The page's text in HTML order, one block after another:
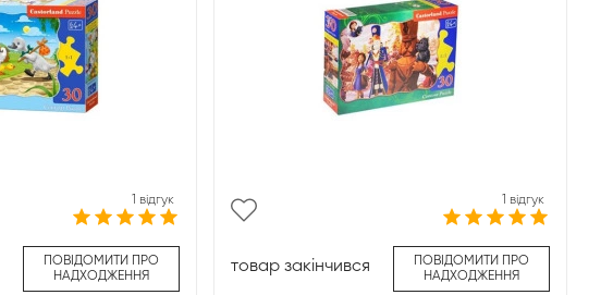
1 відгук
ПОВІДОМИТИ ПРО
НАДХОДЖЕННЯ
1 відгук
товар закінчився
ПОВІДОМИТИ ПРО
НАДХОДЖЕННЯ